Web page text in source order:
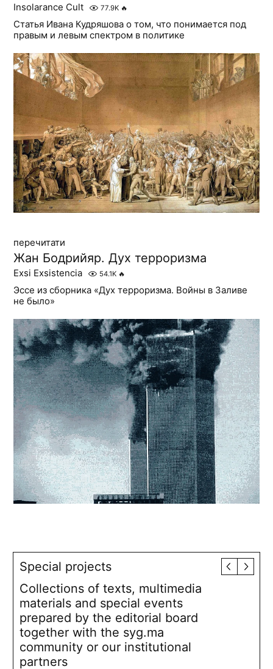
Insolarance Cult 77.9K 🔥
Статья Ивана Кудряшова о том, что понимается под
правым и левым спектром в политике
перечитати
Жан Бодрийяр. Дух терроризма
Exsi Exsistencia 54.1K 🔥
Эссе из сборника «Дух терроризма. Войны в Заливе
не было»
Special projects
Collections of texts, multimedia
materials and special events
prepared by the editorial board
together with the syg.ma
community or our institutional
partners